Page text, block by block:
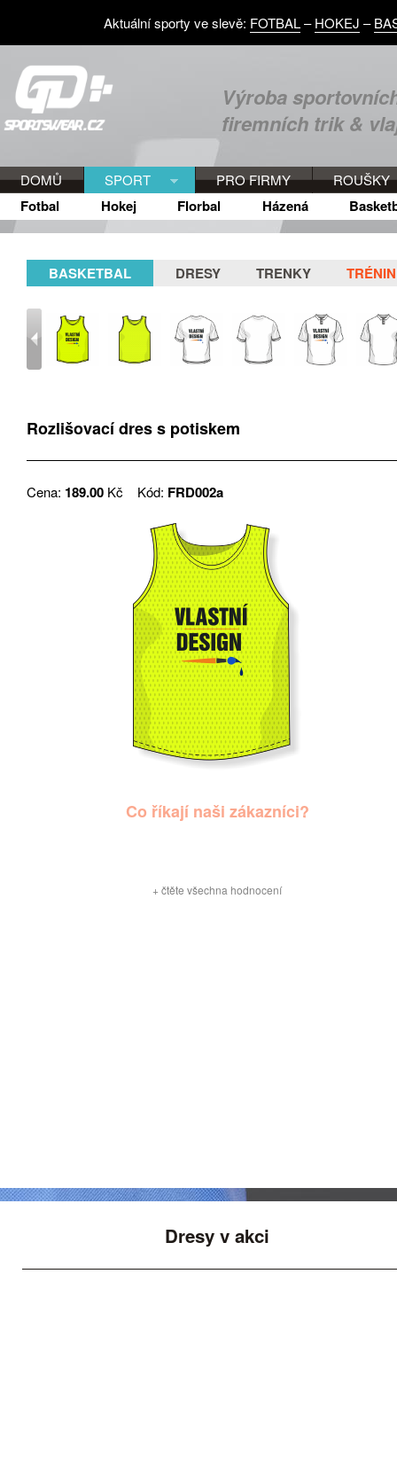
Výroba
firemních trik &
DOMŮ SPORT PRO FIRMY ROUŠKY
Fotbal Hokej Florbal Házená
BASKETBAL DRESY TRENKY
Co říkají naši zákazníci?
+ čtěte všechna hodnocení
Cena: 189.00 Kč Kód: FRD002a
Rozlišovací dres s potiskem
Dresy v akci
Aktuální sporty ve slevě: FOTBAL–HOKEJ –